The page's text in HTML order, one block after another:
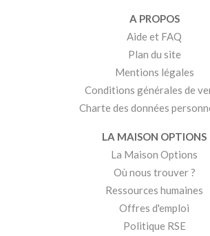
A PROPOS
Aide et FAQ
Plan du site
Mentions légales
Conditions générales de
Charte des données
LA MAISON OPTIONS
La Maison Options
Où nous trouver ?
Ressources humaines
Offres d'emploi
Politique RSE